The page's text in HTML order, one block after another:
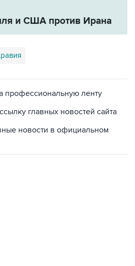
и США против Ирана
профессиональную ленту
главных новостей сайта
новости в официальном